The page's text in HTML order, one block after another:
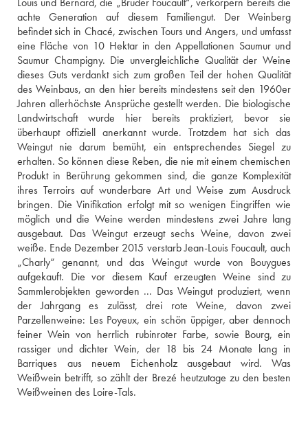
achte Generation auf diesem Familiengut. Der Weinberg
befindet sich in Chacé, zwischen Tours und Angers, und umfasst
eine Fläche von 10 Hektar in den Appellationen Saumur und
Saumur Champigny. Die unvergleichliche Qualität der Weine
dieses Guts verdankt sich zum großen Teil der hohen Qualität
des Weinbaus, an den hier bereits mindestens seit den 1960er
Jahren allerhöchste Ansprüche gestellt werden. Die biologische
Landwirtschaft wurde hier bereits praktiziert, bevor sie
überhaupt offiziell anerkannt wurde. Trotzdem hat sich das
Weingut nie darum bemüht, ein entsprechendes Siegel zu
erhalten. So können diese Reben, die nie mit einem chemischen
Produkt in Berührung gekommen sind, die ganze Komplexität
ihres Terroirs auf wunderbare Art und Weise zum Ausdruck
bringen. Die Vinifikation erfolgt mit so wenigen Eingriffen wie
möglich und die Weine werden mindestens zwei Jahre lang
ausgebaut. Das Weingut erzeugt sechs Weine, davon zwei
weiße. Ende Dezember 2015 verstarb Jean-Louis Foucault, auch
„Charly“ genannt, und das Weingut wurde von Bouygues
aufgekauft. Die vor diesem Kauf erzeugten Weine sind zu
Sammlerobjekten geworden ... Das Weingut produziert, wenn
der Jahrgang es zulässt, drei rote Weine, davon zwei
Parzellenweine: Les Poyeux, ein schön üppiger, aber dennoch
feiner Wein von herrlich rubinroter Farbe, sowie Bourg, ein
rassiger und dichter Wein, der 18 bis 24 Monate lang in
Barriques aus neuem Eichenholz ausgebaut wird. Was
Weißwein betrifft, so zählt der Brezé heutzutage zu den besten
Weißweinen des Loire-Tals.